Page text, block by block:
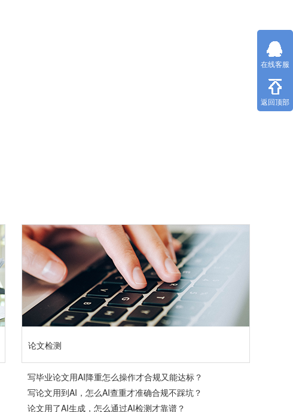
论文检测
写毕业论文用AI降重怎么操作才合规又能达标？
写论文用到AI，怎么AI查重才准确合规不踩坑？
论文用了AI生成，怎么通过AI检测才靠谱？
在线客服
返回顶部